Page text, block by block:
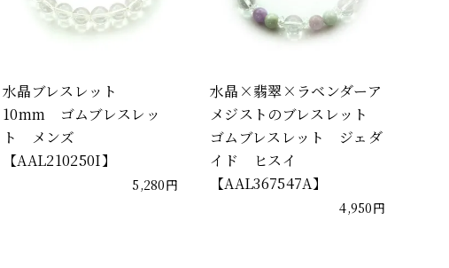
水晶ブレスレット
10mm ゴムブレスレッ
ト メンズ
【AAL210250I】
5,280円
水晶×翡翠×ラベンダーア
メジストのブレスレット
ゴムブレスレット ジェダ
イド ヒスイ
【AAL367547A】
4,950円